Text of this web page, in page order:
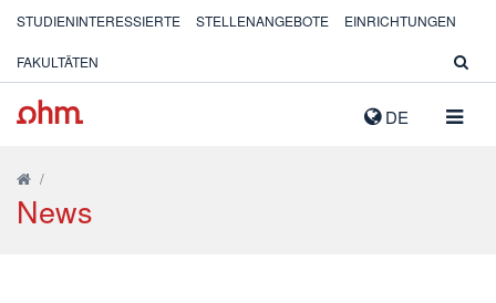
DE
STUDIENINTERESSIERTE STELLENANGEBOTE EINRICHTUNGEN
FAKULTÄTEN
/
News